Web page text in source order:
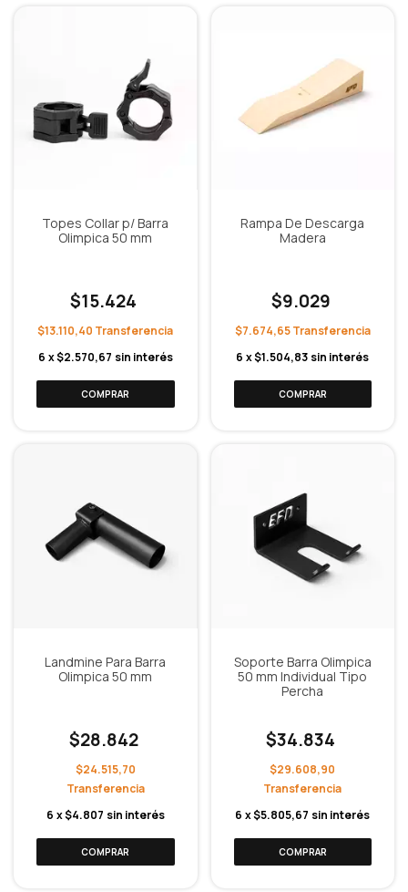
Topes Collar p/ Barra
Olimpica 50 mm
$15.424
$13.110,40
6 x$2.570,67 sin interés
Rampa De Descarga
Madera
$9.029
$7.674,65
6 x$1.504,83 sin interés
Landmine Para Barra
Olimpica 50 mm
$28.842
$24.515,70
6 x$4.807 sin interés
Soporte Barra Olimpica
50 mm Individual Tipo
Percha
$34.834
$29.608,90
6 x$5.805,67 sin interés